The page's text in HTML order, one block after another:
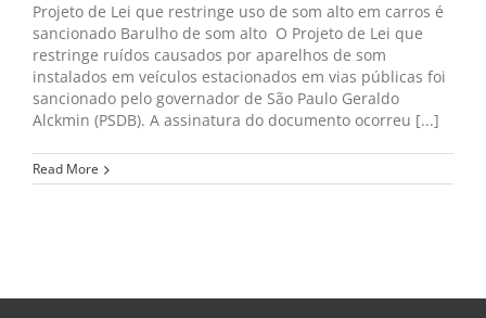
Projeto de Lei que restringe uso de som alto em carros é
sancionado Barulho de som alto O Projeto de Lei que
restringe ruídos causados por aparelhos de som
instalados em veículos estacionados em vias públicas foi
sancionado pelo governador de São Paulo Geraldo
Alckmin (PSDB). A assinatura do documento ocorreu [...]
Read More